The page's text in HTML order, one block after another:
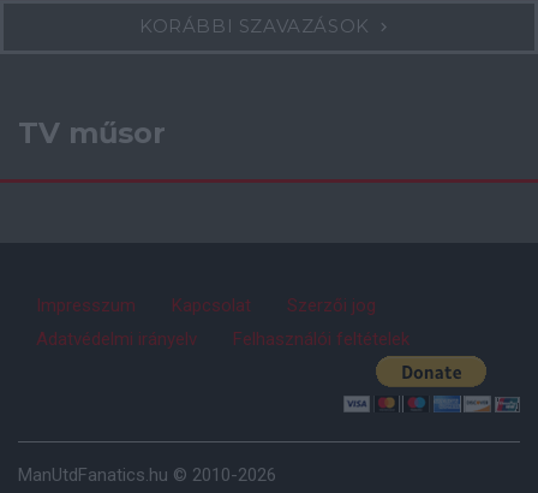
KORÁBBI SZAVAZÁSOK
TV műsor
Impresszum Kapcsolat
Szerzői jog
Adatvédelmi irányelv
Felhasználói feltételek
ManUtdFanatics.hu © 2010-2026